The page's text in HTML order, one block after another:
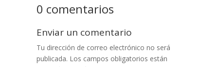
0 comentarios
Enviar un comentario
Tu dirección de correo electrónico no será
publicada. Los campos obligatorios están